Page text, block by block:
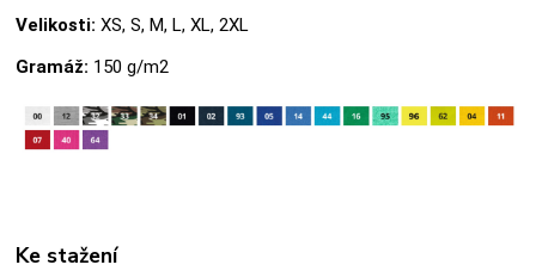
Velikosti: XS, S, M, L, XL, 2XL
Gramáž: 150 g/m2
Ke stažení